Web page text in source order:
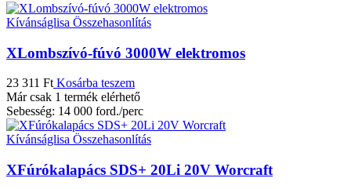
Kívánságlisa Összehasonlítás
XLombszívó-fúvó 3000W elektromos
23 311 Ft Kosárba teszem
Már csak 1 termék elérhető
Sebesség: 14 000 ford./perc
Kívánságlisa Összehasonlítás
XFúrókalapács SDS+ 20Li 20V Worcraft